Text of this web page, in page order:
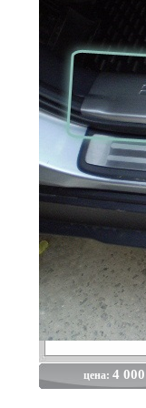
цена: 4 000